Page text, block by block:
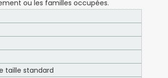
ou les familles occupées.
taille standard